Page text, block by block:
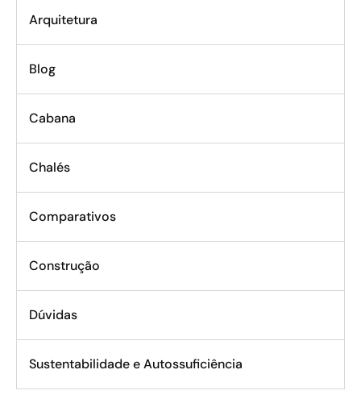
Arquitetura
Blog
Cabana
Chalés
Comparativos
Construção
Dúvidas
Sustentabilidade e Autossuficiência